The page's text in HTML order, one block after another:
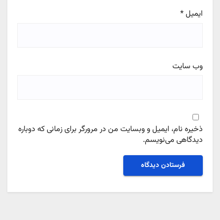
ایمیل*
وب‌ سایت
ذخیره نام، ایمیل و وبسایت من در مرورگر برای زمانی که دوباره
دیدگاهی می‌نویسم.